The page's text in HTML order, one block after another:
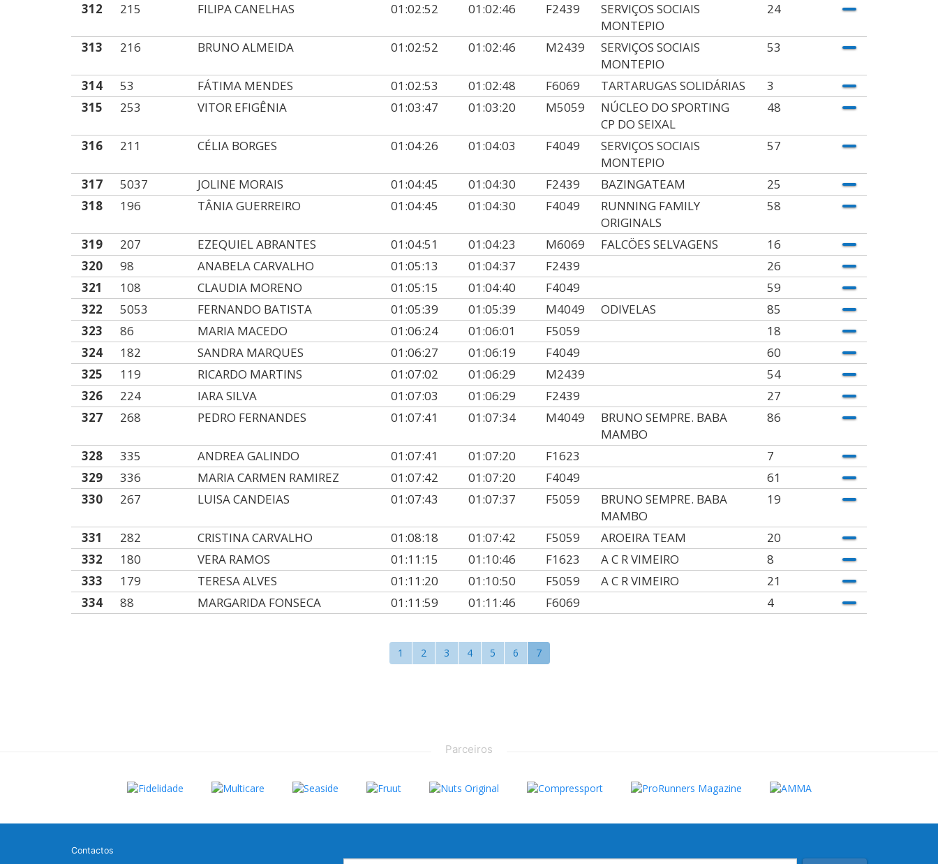
312
215 FILIPA CANELHAS 01:02:52 01:02:46 F2439
SERVIÇOS SOCIAIS
MONTEPIO
24
313 216 BRUNO ALMEIDA 01:02:52 01:02:46 M2439
SERVIÇOS SOCIAIS
MONTEPIO
53
314 53 FÁTIMA MENDES 01:02:53 01:02:48 F6069 TARTARUGAS SOLIDÁRIAS
3
315
253 VITOR EFIGÊNIA 01:03:47 01:03:20 M5059
NÚCLEO DO SPORTING
CP DO SEIXAL
48
316 211 CÉLIA BORGES 01:04:26 01:04:03 F4049
SERVIÇOS SOCIAIS
MONTEPIO
57
317 5037 JOLINE MORAIS 01:04:45 01:04:30 F2439 BAZINGATEAM
25
318
196 TÂNIA GUERREIRO 01:04:45 01:04:30 F4049
RUNNING FAMILY
ORIGINALS
58
319 207 EZEQUIEL ABRANTES 01:04:51 01:04:23 M6069 FALCÖES SELVAGENS
16
320
98 ANABELA CARVALHO 01:05:13 01:04:37 F2439
26
321
108 CLAUDIA MORENO 01:05:15 01:04:40 F4049
59
322
5053 FERNANDO BATISTA 01:05:39 01:05:39 M4049 ODIVELAS
85
323
86 MARIA MACEDO 01:06:24 01:06:01 F5059
18
324
182 SANDRA MARQUES 01:06:27 01:06:19 F4049
60
325
119 RICARDO MARTINS 01:07:02 01:06:29 M2439
54
326
224 IARA SILVA 01:07:03 01:06:29 F2439
27
327
268 PEDRO FERNANDES 01:07:41 01:07:34 M4049
BRUNO SEMPRE. BABA
MAMBO
86
328 335 ANDREA GALINDO 01:07:41 01:07:20 F1623
7
329
336 MARIA CARMEN RAMIREZ 01:07:42 01:07:20 F4049
61
330
267 LUISA CANDEIAS 01:07:43 01:07:37 F5059
BRUNO SEMPRE. BABA
MAMBO
19
331 282 CRISTINA CARVALHO 01:08:18 01:07:42 F5059 AROEIRA TEAM
20
332
180 VERA RAMOS 01:11:15 01:10:46 F1623 A C R VIMEIRO
8
333
179 TERESA ALVES 01:11:20 01:10:50 F5059 A C R VIMEIRO
21
334
88 MARGARIDA FONSECA 01:11:59 01:11:46 F6069 4
1 2 3 4 5 6 7
Parceiros
Contactos